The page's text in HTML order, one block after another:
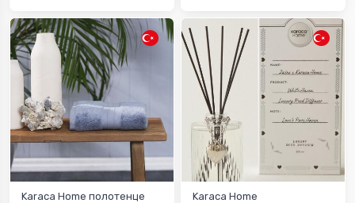
Karaca Home полотенце
Karaca Home